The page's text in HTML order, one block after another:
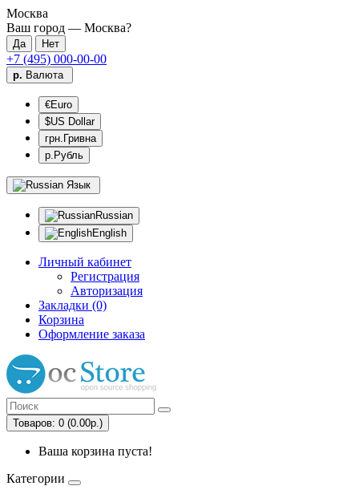
Москва
Ваш город — Москва?
+7 (495) 000-00-00
р. Валюта
€Euro
$US Dollar
грн.Гривна
р.Рубль
Язык
Russian
English
Личный кабинет
Регистрация
Авторизация
Закладки (0)
Корзина
Оформление заказа
Товаров: 0 (0.00р.)
Ваша корзина пуста!
Категории